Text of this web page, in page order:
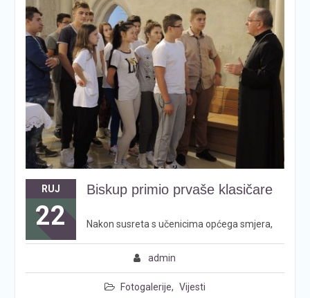
RUJ
22
Biskup primio prvaše klasičare
admin
Fotogalerije, Vijesti
Nakon susreta s učenicima općega smjera,